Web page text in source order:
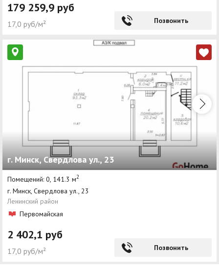
179 259,9 руб
17,0 руб/м² Позвонить
г. Минск, Свердлова ул., 23
Помещений: 0, 141.3 м2
г. Минск, Свердлова ул., 23
Ленинский район
Первомайская
2 402,1 руб
17,0 руб/м² Позвонить